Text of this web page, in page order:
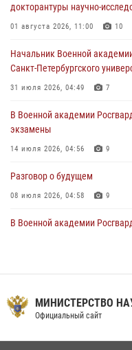
Мастер‑класс по стрельбе:
20 июля 2026, 11:17 8
108 лет со дня образования
докторантуры научно-
01 августа 2026, 11:00 10
Начальник Военной
Санкт-Петербургского
31 июля 2026, 04:49 7
В Военной академии
экзамены
14 июля 2026, 04:56 9
Разговор о будущем
08 июля 2026, 04:58 9
В Военной академии
09 июля 2026, 11:58 9
МИНИСТЕРСТВО
Официальный сайт